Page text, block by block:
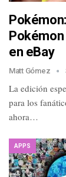
en eBay
Matt Gómez
La edición
para los
ahora…
APPS